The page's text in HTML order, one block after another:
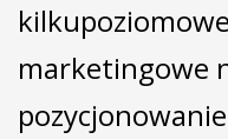
marketingowe